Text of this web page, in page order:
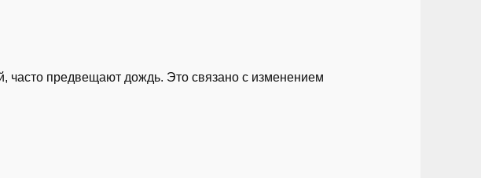
часто предвещают дождь. Это связано с изменением